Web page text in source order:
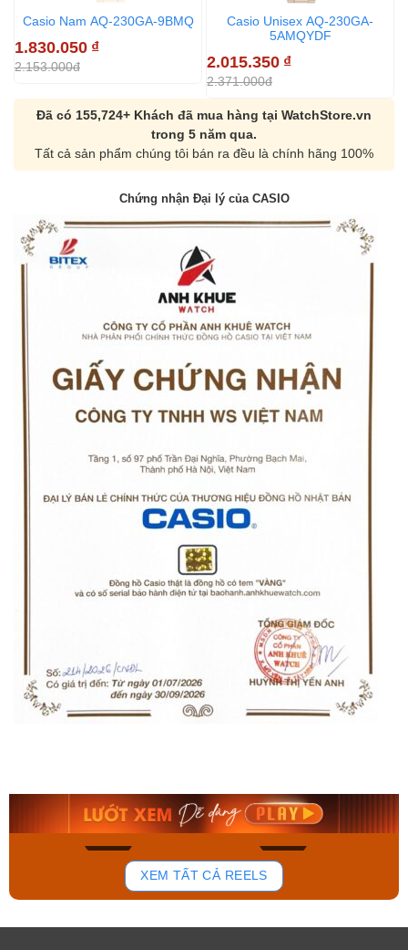
Casio Nam AQ-230GA-9BMQ
1.830.050 ₫
2.153.000đ
Casio Unisex AQ-230GA-
5AMQYDF
2.015.350 ₫
2.371.000đ
Đã có 155,724+ Khách đã mua hàng tại WatchStore.vn
trong 5 năm qua.
Tất cả sản phẩm chúng tôi bán ra đều là chính hãng 100%
Chứng nhận Đại lý của CASIO
168
Mua ngay Mua ngay
XEM TẤT CẢ REELS